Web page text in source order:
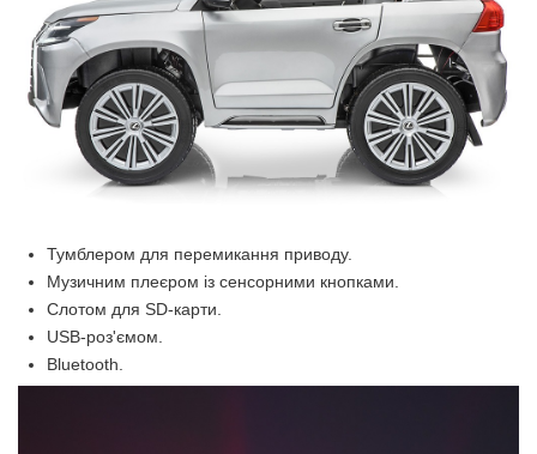
Тумблером для перемикання приводу.
Музичним плеєром із сенсорними кнопками.
Слотом для SD-карти.
USB-роз'ємом.
Bluetooth.